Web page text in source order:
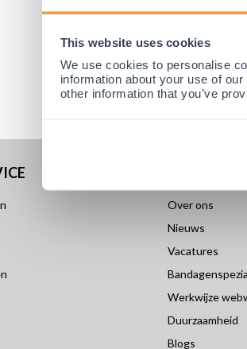
This website uses cookies
We use cookies to personalise
information about your use of
other information that you’ve
OVER
Over ons
Nieuws
Vacatures
Werkwijze
Duurzaamheid
Blogs